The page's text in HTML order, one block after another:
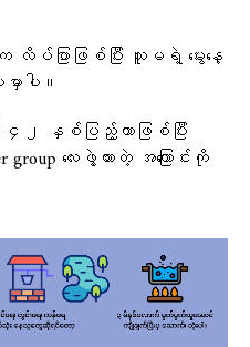
ပြာဖြစ်ပြီး သူမရဲ့ မွေးနေ့
ပါ။
နှစ်ပြည့်တာဖြစ်ပြီး
group လေးဖွဲ့ထားတဲ့ အကြောင်းကို